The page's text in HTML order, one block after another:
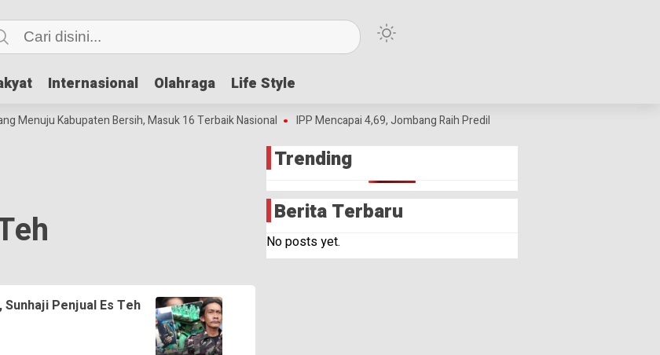
Internasional Olahraga Life Style
Internasional Olahraga Life Style
Menuju Kabupaten Bersih, Masuk 16 Terbaik Nasional IPP Mencapai 4,69, Jombang Raih Predikat Terbaik Jawa Timur dan
Penjual Es Teh
Trending
Berita Terbaru
No posts yet.